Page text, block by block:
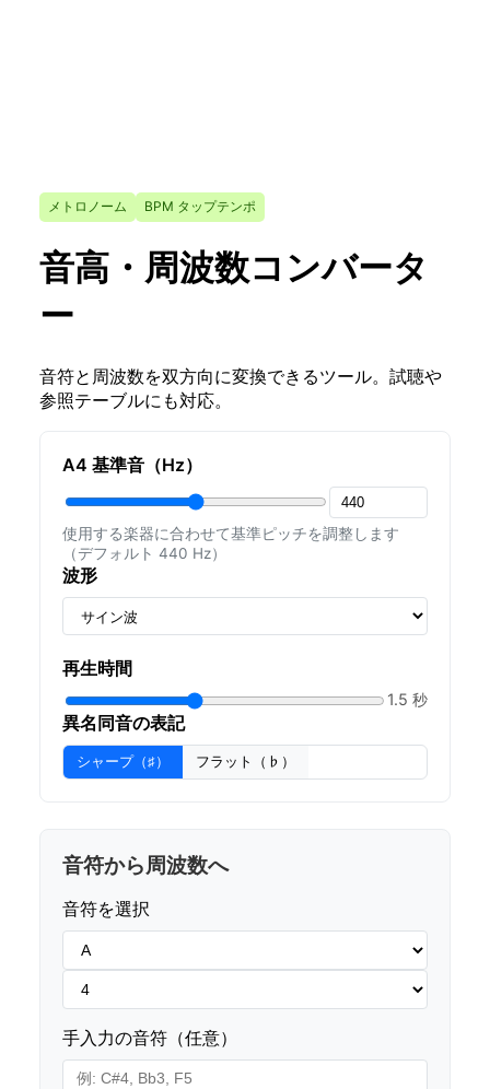
メトロノーム BPM タップテンポ
音高・周波数コンバータ
ー
音符と周波数を双方向に変換できるツール。試聴や
参照テーブルにも対応。
A4 基準音（Hz）
使用する楽器に合わせて基準ピッチを調整します
（デフォルト 440 Hz）
波形
再生時間
1.5 秒
異名同音の表記
シャープ（♯） フラット（♭）
音符から周波数へ
音符を選択
手入力の音符（任意）